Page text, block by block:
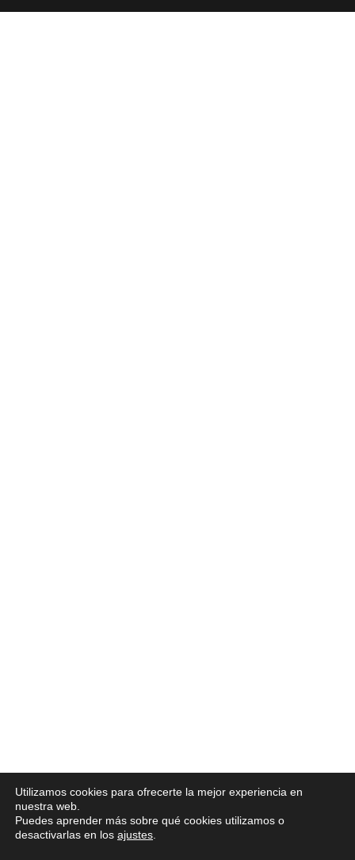
Utilizamos cookies para ofrecerte la mejor experiencia en
nuestra web.
Puedes aprender más sobre qué cookies utilizamos o
desactivarlas en los ajustes